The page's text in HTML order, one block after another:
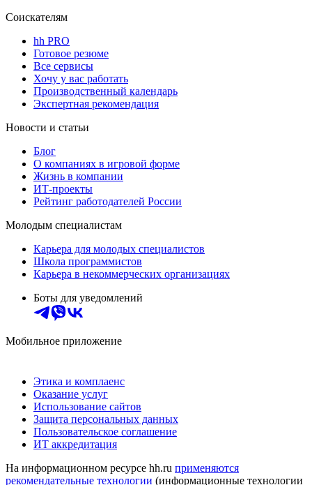
Соискателям
hh PRO
Готовое резюме
Все сервисы
Хочу у вас работать
Производственный календарь
Экспертная рекомендация
Новости и статьи
Блог
О компаниях в игровой форме
Жизнь в компании
ИТ-проекты
Рейтинг работодателей России
Молодым специалистам
Карьера для молодых специалистов
Школа программистов
Карьера в некоммерческих организациях
Боты для уведомлений
Мобильное приложение
Этика и комплаенс
Оказание услуг
Использование сайтов
Защита персональных данных
Пользовательское соглашение
ИТ аккредитация
На информационном ресурсе hh.ru применяются
рекомендательные технологии (информационные технологии